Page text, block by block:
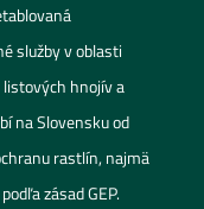
služby v oblasti
hnojív a
na Slovensku od
rastlín, najmä
zásad GEP.